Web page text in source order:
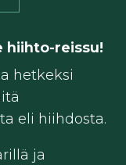
hiihto-reissu!
hetkeksi
eli hiihdosta.
ja